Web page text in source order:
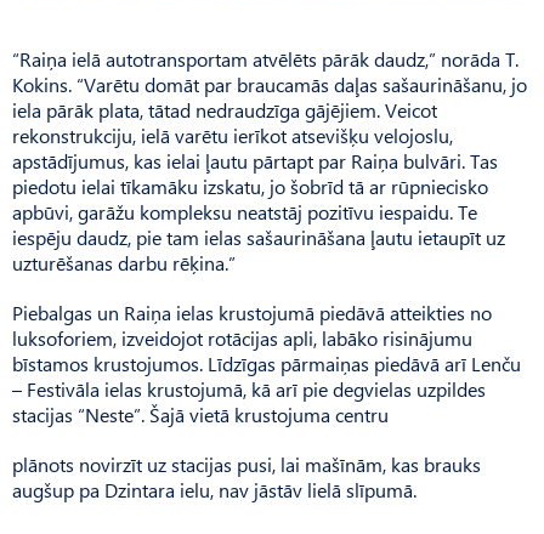
“Raiņa ielā autotransportam atvēlēts pārāk daudz,” norāda T.
Kokins. “Varētu domāt par braucamās daļas sašaurināšanu, jo
iela pārāk plata, tātad nedraudzīga gājējiem. Veicot
rekonstrukciju, ielā varētu ierīkot atsevišķu velojoslu,
apstādījumus, kas ielai ļautu pārtapt par Raiņa bulvāri. Tas
piedotu ielai tīkamāku izskatu, jo šobrīd tā ar rūpniecisko
apbūvi, garāžu kompleksu neatstāj pozitīvu iespaidu. Te
iespēju daudz, pie tam ielas sašaurināšana ļautu ietaupīt uz
uzturēšanas darbu rēķina.”
Piebalgas un Raiņa ielas krustojumā piedāvā atteikties no
luksoforiem, izveidojot rotācijas apli, labāko risinājumu
bīstamos krustojumos. Līdzīgas pārmaiņas piedāvā arī Lenču
– Festivāla ielas krustojumā, kā arī pie degvielas uzpildes
stacijas “Neste”. Šajā vietā krustojuma centru
plānots novirzīt uz stacijas pusi, lai mašīnām, kas brauks
augšup pa Dzintara ielu, nav jāstāv lielā slīpumā.